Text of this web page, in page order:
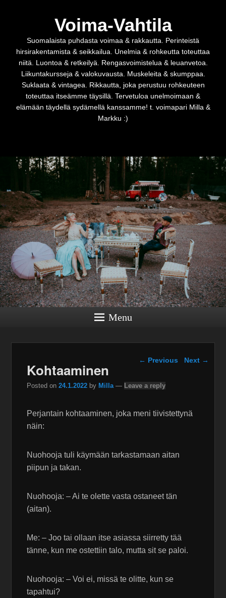
Voima-Vahtila
Suomalaista puhdasta voimaa & rakkautta. Perinteistä
hirsirakentamista & seikkailua. Unelmia & rohkeutta toteuttaa
niitä. Luontoa & retkeilyä. Rengasvoimistelua & leuanvetoa.
Liikuntakursseja & valokuvausta. Muskeleita & skumppaa.
Suklaata & vintagea. Rikkautta, joka perustuu rohkeuteen
toteuttaa itseämme täysillä. Tervetuloa unelmoimaan &
elämään täydellä sydämellä kanssamme! t. voimapari Milla &
Markku :)
Menu
Post navigation
← Previous Next →
Kohtaaminen
Posted on24.1.2022 by Milla — Leave a reply
Perjantain kohtaaminen, joka meni tiivistettynä
näin:
Nuohooja tuli käymään tarkastamaan aitan
piipun ja takan.
Nuohooja: – Ai te olette vasta ostaneet tän
(aitan).
Me: – Joo tai ollaan itse asiassa siirretty tää
tänne, kun me ostettiin talo, mutta sit se paloi.
Nuohooja: – Voi ei, missä te olitte, kun se
tapahtui?